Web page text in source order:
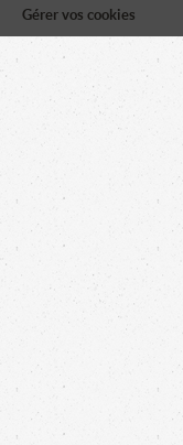
Gérer vos cookies